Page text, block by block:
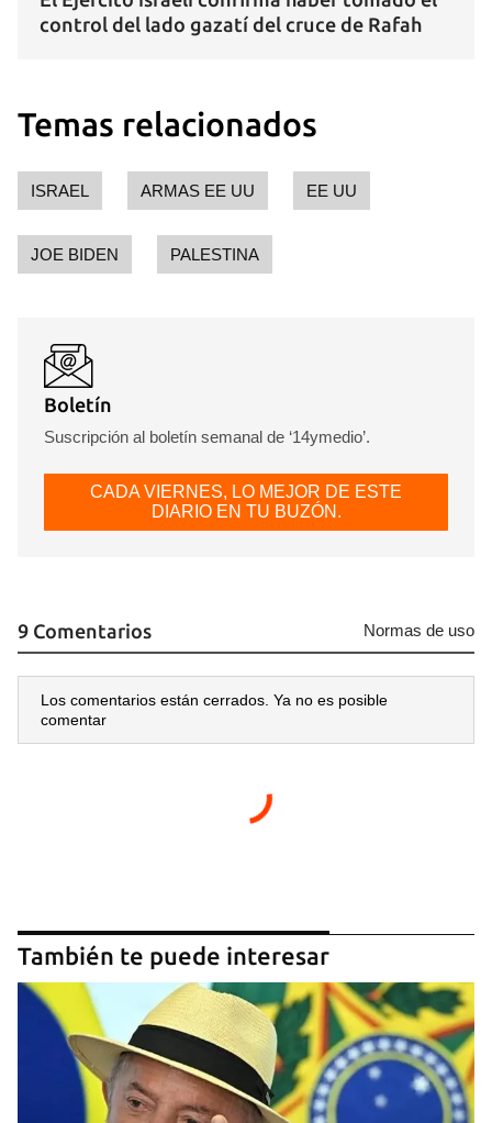
control del lado gazatí del cruce de Rafah
Temas relacionados
ISRAEL ARMAS EE UU EE UU
JOE BIDEN PALESTINA
Boletín
Suscripción al boletín semanal de ‘14ymedio’.
CADA VIERNES, LO MEJOR DE ESTE
DIARIO EN TU BUZÓN.
9 Comentarios Normas de uso
Los comentarios están cerrados. Ya no es posible
comentar
También te puede interesar